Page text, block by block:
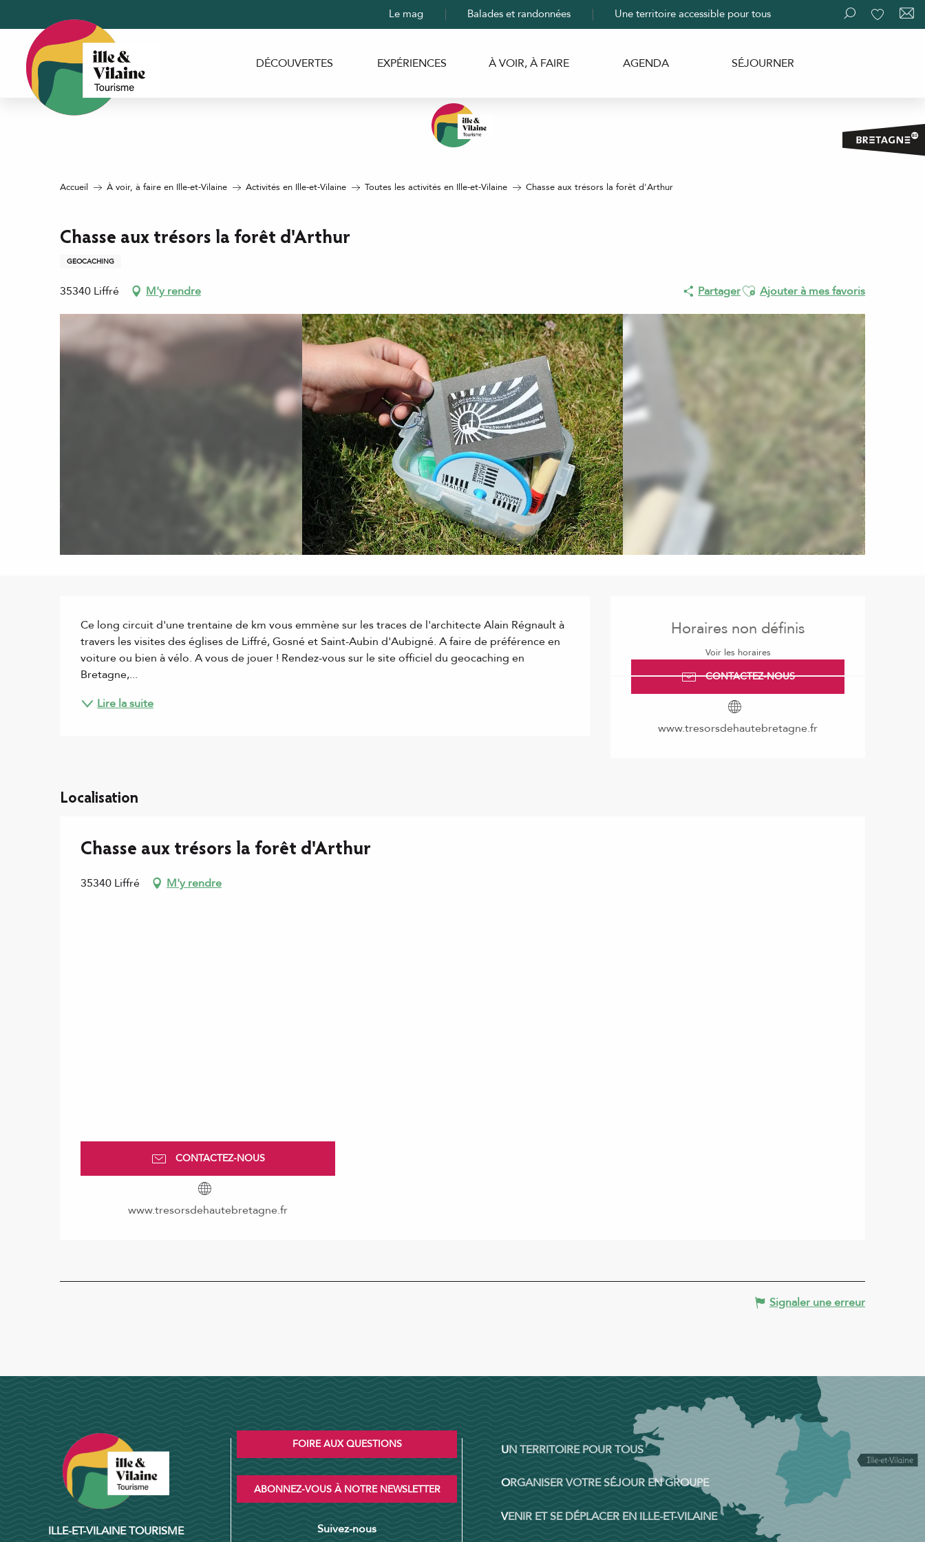
contenu
principal
Recherche
Le mag Balades et randonnées Une territoire accessible pour tous
DÉCOUVERTES EXPÉRIENCES À VOIR, À FAIRE AGENDA SÉJOURNER
Accueil À voir, à faire en Ille-et-Vilaine Activités en Ille-et-Vilaine Toutes les activités en Ille-et-Vilaine Chasse aux trésors la forêt d'Arthur
Chasse aux trésors la forêt d'Arthur
GEOCACHING
35340 Liffré M'y rendre PartagerAjouter aux favoris
Ajouter à mes favoris
Horaires non définis
Voir les horaires
CONTACTEZ-NOUS
www.tresorsdehautebretagne.fr
Ce long circuit d'une trentaine de km vous emmène sur les traces de l'architecte Alain Régnault à
travers les visites des églises de Liffré, Gosné et Saint-Aubin d'Aubigné. A faire de préférence en
voiture ou bien à vélo. A vous de jouer ! Rendez-vous sur le site officiel du geocaching en
Bretagne,...
Lire la suite
Localisation
Chasse aux trésors la forêt d'Arthur
35340 Liffré M'y rendre
CONTACTEZ-NOUS
www.tresorsdehautebretagne.fr
Signaler une erreur
ILLE-ET-VILAINE TOURISME
FOIRE AUX QUESTIONS
ABONNEZ-VOUS À NOTRE NEWSLETTER
Suivez-nous
UN TERRITOIRE POUR TOUS
ORGANISER VOTRE SÉJOUR EN GROUPE
VENIR ET SE DÉPLACER EN ILLE-ET-VILAINE